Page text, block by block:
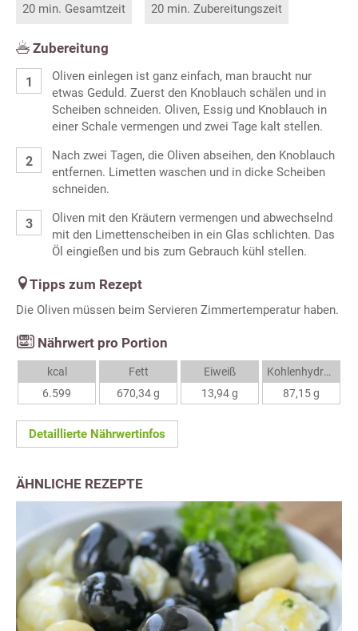
20 min. Gesamtzeit 20 min. Zubereitungszeit
Zubereitung
Oliven einlegen ist ganz einfach, man braucht nur
etwas Geduld. Zuerst den Knoblauch schälen und in
Scheiben schneiden. Oliven, Essig und Knoblauch in
einer Schale vermengen und zwei Tage kalt stellen.
Nach zwei Tagen, die Oliven abseihen, den Knoblauch
entfernen. Limetten waschen und in dicke Scheiben
schneiden.
Oliven mit den Kräutern vermengen und abwechselnd
mit den Limettenscheiben in ein Glas schlichten. Das
Öl eingießen und bis zum Gebrauch kühl stellen.
Tipps zum Rezept
Die Oliven müssen beim Servieren Zimmertemperatur haben.
Nährwert pro Portion
kcal
6.599
Fett
670,34 g
Eiweiß
13,94 g
Kohlenhydrate
87,15 g
Detaillierte Nährwertinfos
ÄHNLICHE REZEPTE